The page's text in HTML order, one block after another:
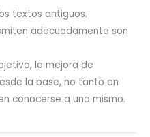
textos antiguos.
adecuadamente son
la mejora de
la base, no tanto en
conocerse a uno mismo.